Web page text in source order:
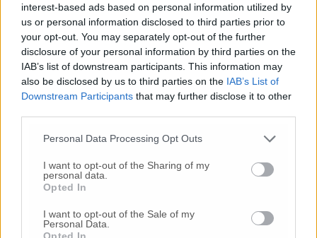
interest-based ads based on personal information utilized by
us or personal information disclosed to third parties prior to
your opt-out. You may separately opt-out of the further
disclosure of your personal information by third parties on the
IAB’s list of downstream participants. This information may
also be disclosed by us to third parties on the IAB’s List of
Downstream Participants that may further disclose it to other
Personal Data Processing Opt Outs
I want to opt-out of the Sharing of my
personal data.
Opted In
I want to opt-out of the Sale of my
Personal Data.
Opted In
Nessun commento presente
Commenta
Commenta l'articolo
24 Lug-Bimbi costretti a colpirsi da soli
e lasciati al
orrore all’asilo, arrestate due educatrici
-Luigia Fortunato,l’ennesimo femminicidio:
prima la lite, poi la furia col coltello